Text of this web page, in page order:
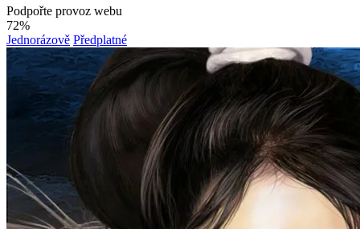
Podpořte provoz webu
72%
Jednorázově Předplatné